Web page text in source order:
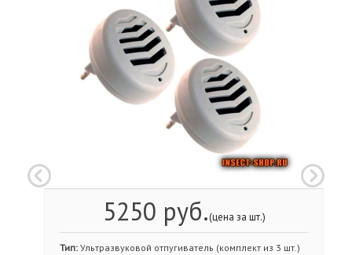
5250 руб.(цена за шт.)
Тип: Ультразвуковой отпугиватель (комплект из 3 шт.)